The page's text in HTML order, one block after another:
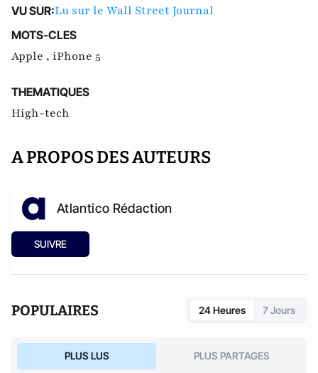
VU SUR:Lu sur le Wall Street Journal
MOTS-CLES
Apple , iPhone 5
THEMATIQUES
High-tech
A PROPOS DES AUTEURS
Atlantico Rédaction
SUIVRE
POPULAIRES 24 Heures 7 Jours
PLUS LUS PLUS PARTAGES